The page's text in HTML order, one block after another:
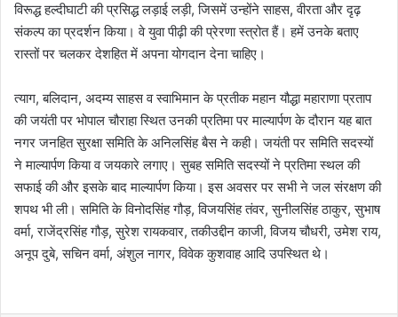
विरूद्ध हल्दीघाटी की प्रसिद्ध लड़ाई लड़ी, जिसमें उन्होंने साहस, वीरता और दृढ़
संकल्प का प्रदर्शन किया। वे युवा पीढ़ी की प्रेरणा स्त्रोत हैं। हमें उनके बताए
रास्तों पर चलकर देशहित में अपना योगदान देना चाहिए।
त्याग, बलिदान, अदम्य साहस व स्वाभिमान के प्रतीक महान यौद्धा महाराणा प्रताप
की जयंती पर भोपाल चौराहा स्थित उनकी प्रतिमा पर माल्यार्पण के दौरान यह बात
नगर जनहित सुरक्षा समिति के अनिलसिंह बैस ने कही। जयंती पर समिति सदस्यों
ने माल्यार्पण किया व जयकारे लगाए। सुबह समिति सदस्यों ने प्रतिमा स्थल की
सफाई की और इसके बाद माल्यार्पण किया। इस अवसर पर सभी ने जल संरक्षण की
शपथ भी ली। समिति के विनोदसिंह गौड़, विजयसिंह तंवर, सुनीलसिंह ठाकुर, सुभाष
वर्मा, राजेंद्रसिंह गौड़, सुरेश रायकवार, तकीउद्दीन काजी, विजय चौधरी, उमेश राय,
अनूप दुबे, सचिन वर्मा, अंशुल नागर, विवेक कुशवाह आदि उपस्थित थे।